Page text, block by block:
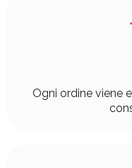
Ogni ordine viene